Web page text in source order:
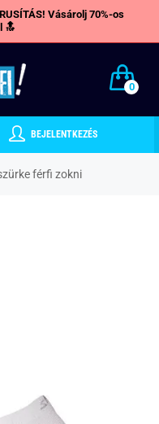
Vásárolj 70%-os
🔝
0
BEJELENTKEZÉS
férfi zokni